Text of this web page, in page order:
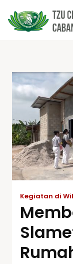
Kegiatan di